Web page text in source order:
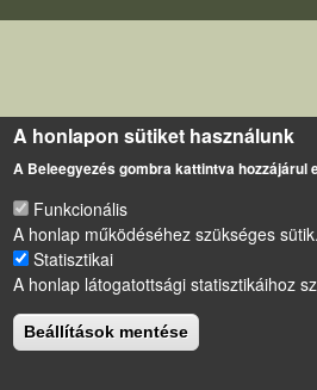
A honlapon sütiket használunk
A Beleegyezés gombra kattintva hozzájárul
Funkcionális
A honlap működéséhez szükséges sütik.
Statisztikai
A honlap látogatottsági statisztikáihoz
Beállítások mentése